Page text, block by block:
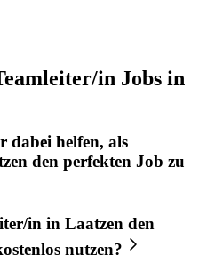
in Jobs in
dabei helfen, als
den perfekten Job zu
in in Laatzen den
nutzen?